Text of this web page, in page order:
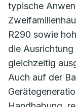
typische
R290 sowie
die
gleichzeitig
Auch auf der